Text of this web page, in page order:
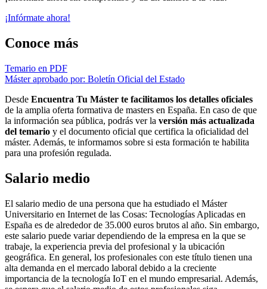
¡Infórmate ahora!
Conoce más
Temario en PDF
Máster aprobado por: Boletín Oficial del Estado
Desde Encuentra Tu Máster te facilitamos los detalles oficiales
de la amplia oferta formativa de masters en España. En caso de que
la información sea pública, podrás ver la versión más actualizada
del temario y el documento oficial que certifica la oficialidad del
máster. Además, te informamos sobre si esta formación te habilita
para una profesión regulada.
Salario medio
El salario medio de una persona que ha estudiado el Máster
Universitario en Internet de las Cosas: Tecnologías Aplicadas en
España es de alrededor de 35.000 euros brutos al año. Sin embargo,
este salario puede variar dependiendo de la empresa en la que se
trabaje, la experiencia previa del profesional y la ubicación
geográfica. En general, los profesionales con este título tienen una
alta demanda en el mercado laboral debido a la creciente
importancia de la tecnología IoT en el mundo empresarial. Además,